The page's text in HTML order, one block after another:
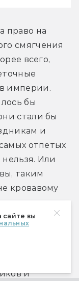
сайте вы
право на
смягчения
всего,
империи.
бы
стали бы
и
отпетых
Или
таким
кровавому
искусства.
и